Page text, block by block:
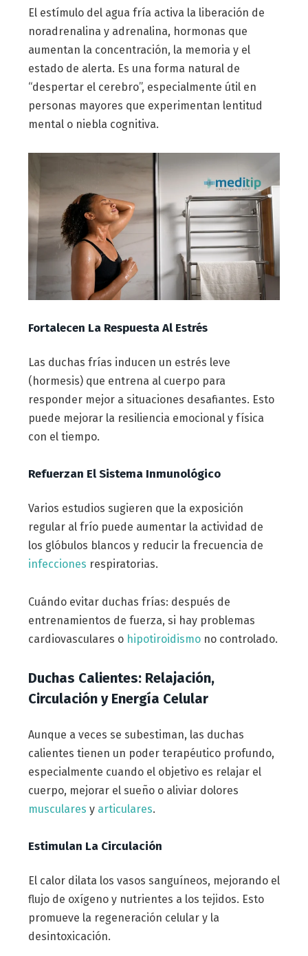
El estímulo del agua fría activa la liberación de
noradrenalina y adrenalina, hormonas que
aumentan la concentración, la memoria y el
estado de alerta. Es una forma natural de
“despertar el cerebro”, especialmente útil en
personas mayores que experimentan lentitud
mental o niebla cognitiva.
Fortalecen La Respuesta Al Estrés
Las duchas frías inducen un estrés leve
(hormesis) que entrena al cuerpo para
responder mejor a situaciones desafiantes. Esto
puede mejorar la resiliencia emocional y física
con el tiempo.
Refuerzan El Sistema Inmunológico
Varios estudios sugieren que la exposición
regular al frío puede aumentar la actividad de
los glóbulos blancos y reducir la frecuencia de
infecciones respiratorias.
Cuándo evitar duchas frías: después de
entrenamientos de fuerza, si hay problemas
cardiovasculares o hipotiroidismono controlado.
Duchas Calientes: Relajación,
Circulación y Energía Celular
Aunque a veces se subestiman, las duchas
calientes tienen un poder terapéutico profundo,
especialmente cuando el objetivo es relajar el
cuerpo, mejorar el sueño o aliviar dolores
musculares y articulares.
Estimulan La Circulación
El calor dilata los vasos sanguíneos, mejorando el
flujo de oxígeno y nutrientes a los tejidos. Esto
promueve la regeneración celular y la
desintoxicación.